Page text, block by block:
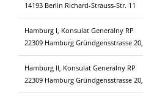
14193 Berlin Richard-Strauss-Str. 11
Hamburg I, Konsulat Generalny RP
22309 Hamburg Gründgensstrasse 20,
Hamburg II, Konsulat Generalny RP
22309 Hamburg Gründgensstrasse 20,